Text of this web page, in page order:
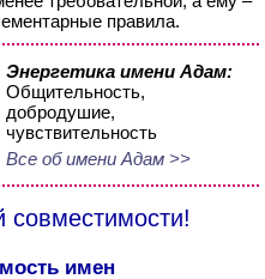
правила.
Энергетика имени Адам:
Общительность,
добродушие,
чувствительность
Все об имени Адам >>
совместимости!
имен